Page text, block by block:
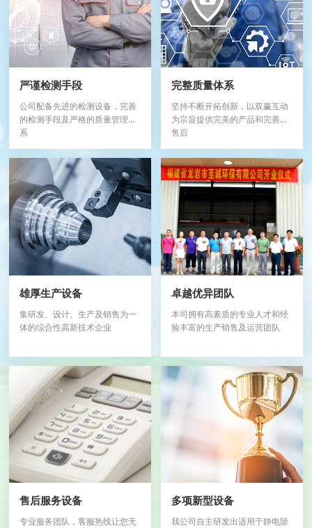
严谨检测手段
公司配备先进的检测设备，完善
的检测手段及严格的质量管理体
系
完整质量体系
坚持不断开拓创新，以双赢互动
为宗旨提供完美的产品和完善的
售后
雄厚生产设备
集研发、设计、生产及销售为一
体的综合性高新技术企业
卓越优异团队
本司拥有高素质的专业人才和经
验丰富的生产销售及运营团队
售后服务设备
专业服务团队，客服热线让您无
多项新型设备
我公司自主研发出适用于静电除